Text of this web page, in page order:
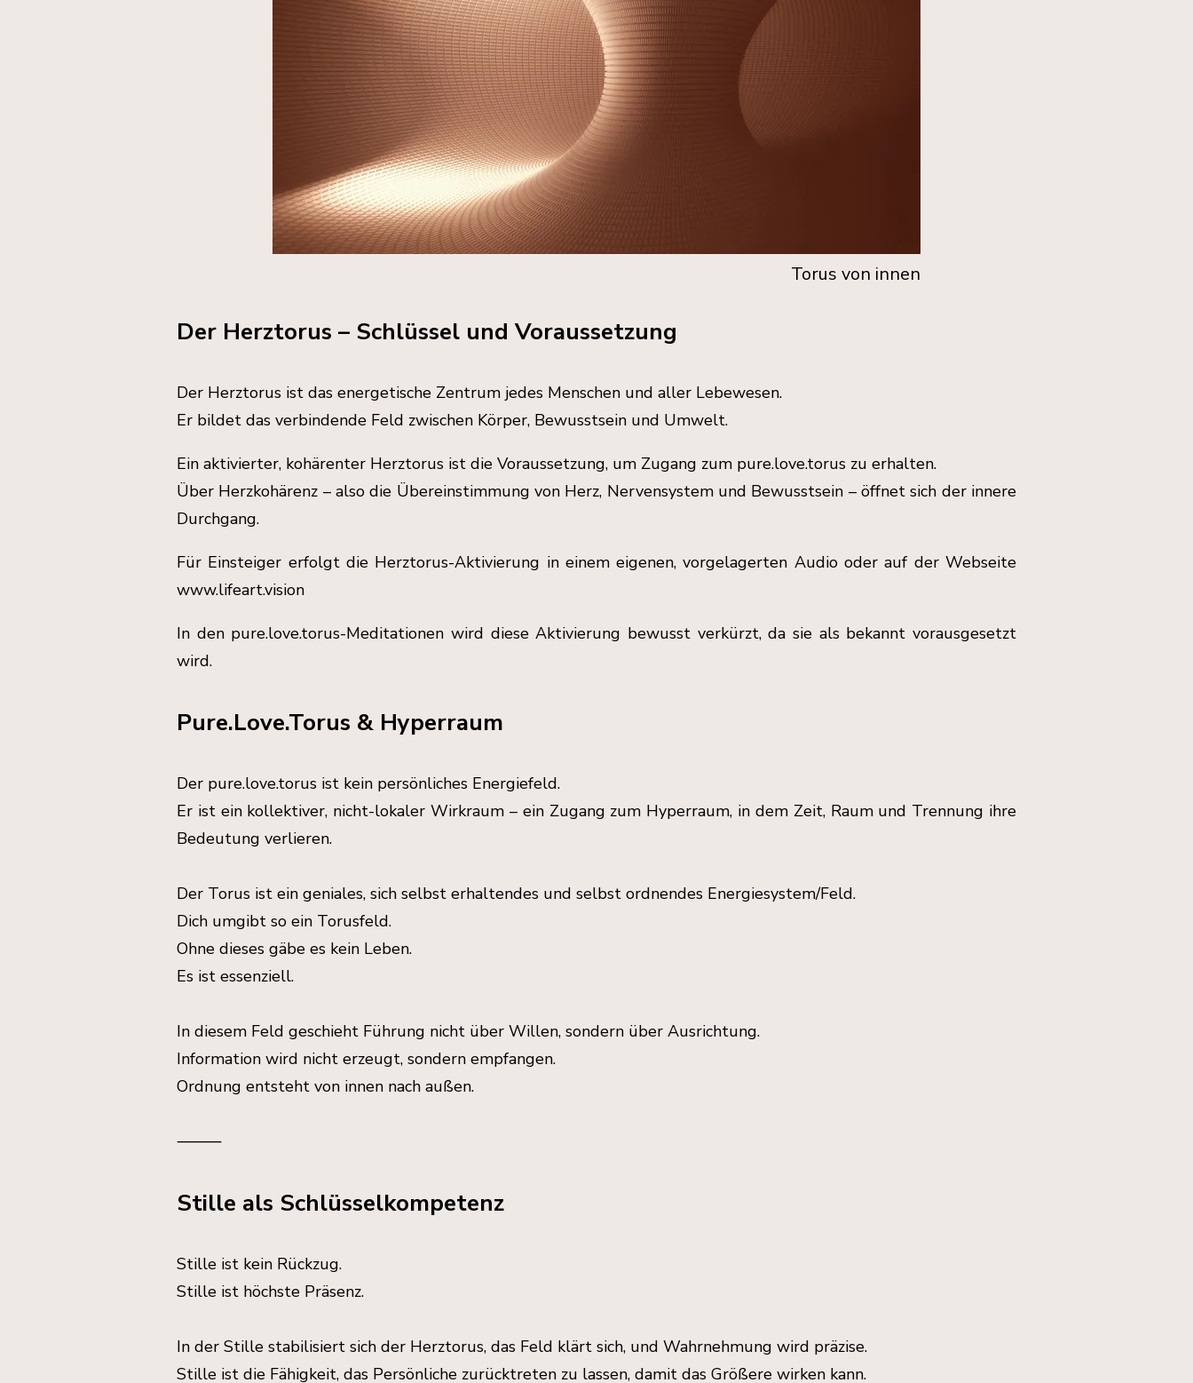
Torus von innen
Der Herztorus – Schlüssel und Voraussetzung
Der Herztorus ist das energetische Zentrum jedes Menschen und aller Lebewesen.
Er bildet das verbindende Feld zwischen Körper, Bewusstsein und Umwelt.
Ein aktivierter, kohärenter Herztorus ist die Voraussetzung, um Zugang zum pure.love.torus zu erhalten.
Über Herzkohärenz – also die Übereinstimmung von Herz, Nervensystem und Bewusstsein – öffnet sich der innere
Durchgang.
Für Einsteiger erfolgt die Herztorus-Aktivierung in einem eigenen, vorgelagerten Audio oder auf der Webseite
www.lifeart.vision
In den pure.love.torus-Meditationen wird diese Aktivierung bewusst verkürzt, da sie als bekannt vorausgesetzt
wird.
Pure.Love.Torus & Hyperraum
Der pure.love.torus ist kein persönliches Energiefeld.
Er ist ein kollektiver, nicht-lokaler Wirkraum – ein Zugang zum Hyperraum, in dem Zeit, Raum und Trennung ihre
Bedeutung verlieren.
Der Torus ist ein geniales, sich selbst erhaltendes und selbst ordnendes Energiesystem/Feld.
Dich umgibt so ein Torusfeld.
Ohne dieses gäbe es kein Leben.
Es ist essenziell.
In diesem Feld geschieht Führung nicht über Willen, sondern über Ausrichtung.
Information wird nicht erzeugt, sondern empfangen.
Ordnung entsteht von innen nach außen.
⸻
Stille als Schlüsselkompetenz
Stille ist kein Rückzug.
Stille ist höchste Präsenz.
In der Stille stabilisiert sich der Herztorus, das Feld klärt sich, und Wahrnehmung wird präzise.
Stille ist die Fähigkeit, das Persönliche zurücktreten zu lassen, damit das Größere wirken kann.